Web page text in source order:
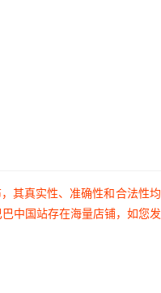
其真实性、准确性和合法性
中国站存在海量店铺，如您